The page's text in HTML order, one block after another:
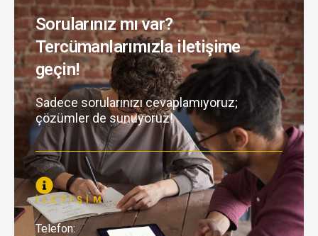
Sorularınız mı var?
Tercümanlarımızla iletişime
geçin!
Sadece sorularınızı cevaplamıyoruz;
çözümler de sunuyoruz!
İLETIŞIM
Telefon: